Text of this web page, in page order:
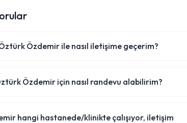
Özdemir ile nasıl iletişime geçerim?
Özdemir için nasıl randevu alabilirim?
hangi hastanede/klinikte çalışıyor, iletişim